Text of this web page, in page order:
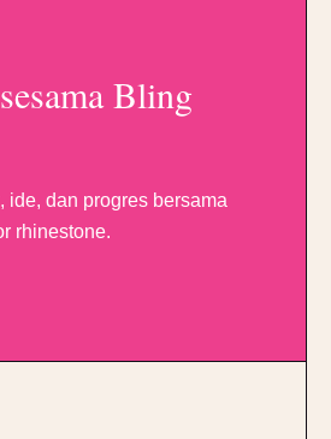
Bling
ide, dan progres bersama
rhinestone.